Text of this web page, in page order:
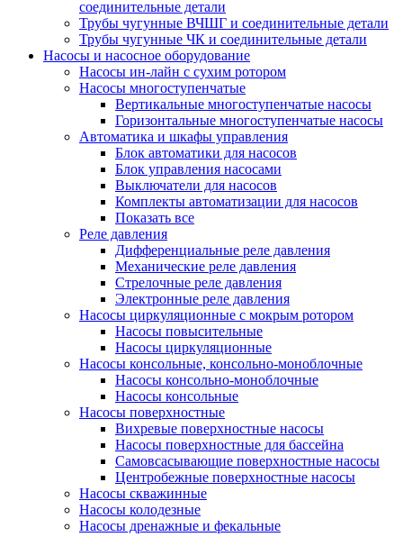
соединительные детали
Трубы чугунные ВЧШГ и соединительные детали
Трубы чугунные ЧК и соединительные детали
Насосы и насосное оборудование
Насосы ин-лайн с сухим ротором
Насосы многоступенчатые
Вертикальные многоступенчатые насосы
Горизонтальные многоступенчатые насосы
Автоматика и шкафы управления
Блок автоматики для насосов
Блок управления насосами
Выключатели для насосов
Комплекты автоматизации для насосов
Показать все
Реле давления
Дифференциальные реле давления
Механические реле давления
Стрелочные реле давления
Электронные реле давления
Насосы циркуляционные с мокрым ротором
Насосы повысительные
Насосы циркуляционные
Насосы консольные, консольно-моноблочные
Насосы консольно-моноблочные
Насосы консольные
Насосы поверхностные
Вихревые поверхностные насосы
Насосы поверхностные для бассейна
Самовсасывающие поверхностные насосы
Центробежные поверхностные насосы
Насосы скважинные
Насосы колодезные
Насосы дренажные и фекальные